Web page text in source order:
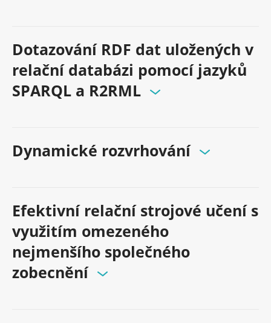
Dotazování RDF dat uložených v
relační databázi pomocí jazyků
SPARQL a R2RML
Dynamické rozvrhování
Efektivní relační strojové učení s
využitím omezeného
nejmenšího společného
zobecnění